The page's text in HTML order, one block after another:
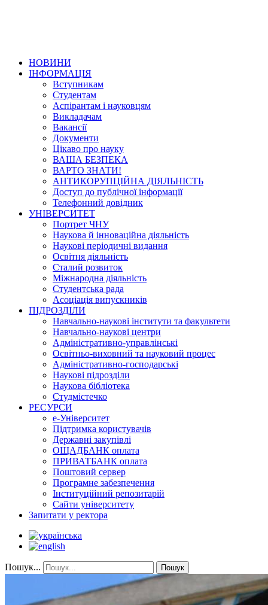
НОВИНИ
ІНФОРМАЦІЯ
Вступникам
Студентам
Аспірантам і науковцям
Викладачам
Вакансії
Документи
Цікаво про науку
ВАША БЕЗПЕКА
ВАРТО ЗНАТИ!
АНТИКОРУПЦІЙНА ДІЯЛЬНІСТЬ
Доступ до публічної інформації
Телефонний довідник
УНІВЕРСИТЕТ
Портрет ЧНУ
Наукова й інноваційна діяльність
Наукові періодичні видання
Освітня діяльність
Сталий розвиток
Міжнародна діяльність
Студентська рада
Асоціація випускників
ПІДРОЗДІЛИ
Навчально-наукові інститути та факультети
Навчально-наукові центри
Адміністративно-управлінські
Освітньо-виховний та науковий процес
Адміністративно-господарські
Наукові підрозділи
Наукова бібліотека
Студмістечко
РЕСУРСИ
е-Університет
Підтримка користувачів
Державні закупівлі
ОЩАДБАНК оплата
ПРИВАТБАНК оплата
Поштовий сервер
Програмне забезпечення
Інституційний репозитарій
Сайти університету
Запитати у ректора
Пошук... Пошук